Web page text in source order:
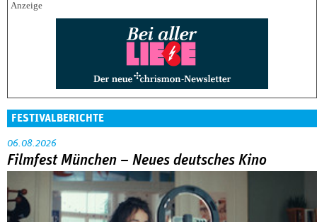
FESTIVALBERICHTE
06.08.2026
Filmfest München – Neues deutsches Kino